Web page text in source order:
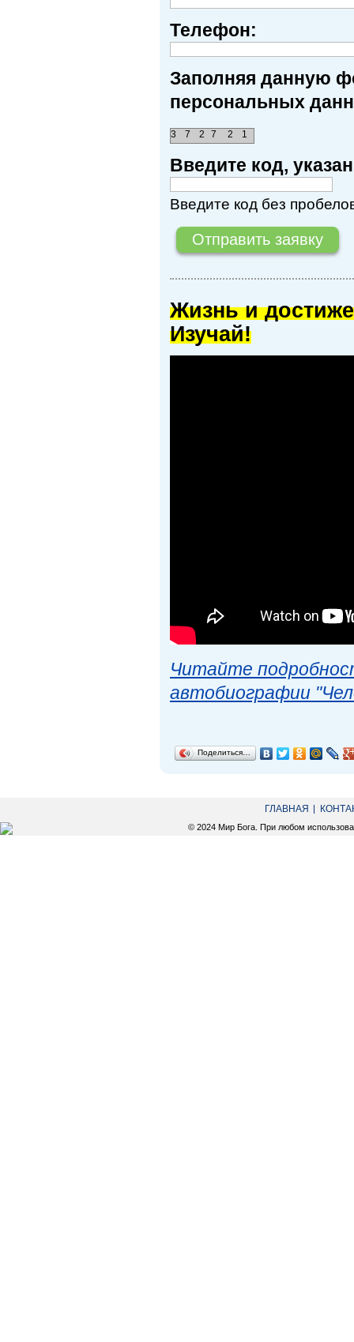
Телефон:
Заполняя данную
персональных
1
2
2 7
7
3
Введите код,
Введите код без
Жизнь и
Изучай!
Читайте
автобиографии
Поделиться…
ГЛАВНАЯ
© 2024 Мир Бога. При любом